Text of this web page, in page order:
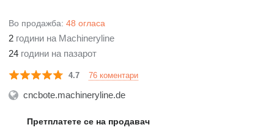
Во продажба: 48 огласа
2 години на Machineryline
24 години на пазарот
4.7 76 коментари
cncbote.machineryline.de
Претплатете се на продавач